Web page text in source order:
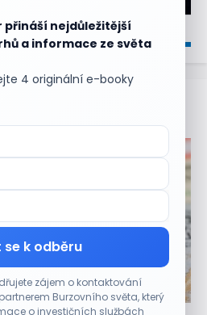
nejdůležitější
a informace ze světa
4 originální e-booky
se k odběru
zájem o kontaktování
Burzovního světa, který
o investičních službách